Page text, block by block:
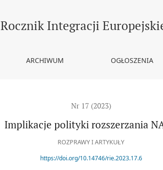
Rocznik Integracji
ARCHIWUM OGŁOSZENIA
Nr 17 (2023)
Implikacje polityki rozszerzania
ROZPRAWY I ARTYKUŁY
https://doi.org/10.14746/rie.2023.17.6